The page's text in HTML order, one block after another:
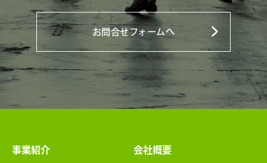
お問合せフォームへ
事業紹介 会社概要